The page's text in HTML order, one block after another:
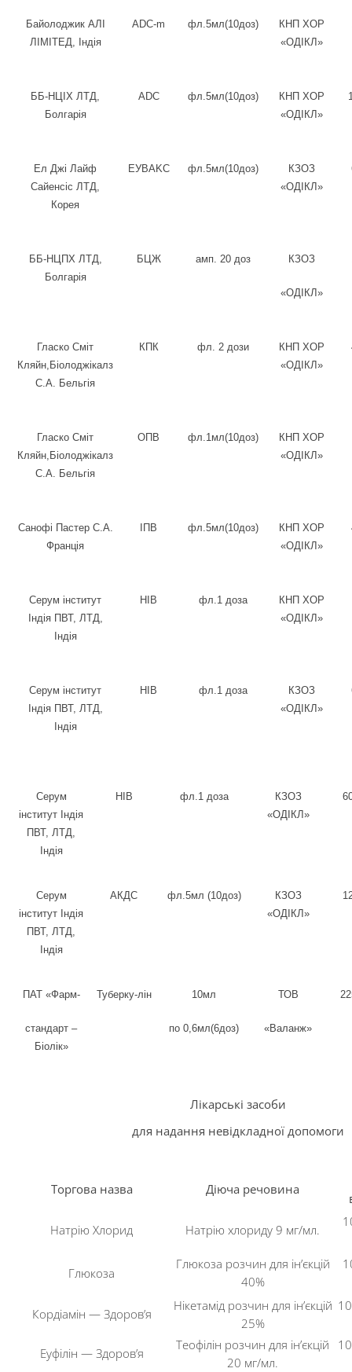
Байолоджик АЛІ
ЛІМІТЕД, Індія
ADC-m фл.5мл(10доз)
КНП ХОР
«ОДІКЛ»
ББ-НЦІХ ЛТД,
Болгарія
ADC фл.5мл(10доз)
КНП ХОР
«ОДІКЛ»
Ел Джі Лайф
Сайенсіс ЛТД,
Корея
EУBAKC фл.5мл(10доз)
КЗОЗ
«ОДІКЛ»
ББ-НЦПХ ЛТД,
Болгарія
БЦЖ амп. 20 доз КЗОЗ
«ОДІКЛ»
Гласко Сміт
Кляйн,Біолоджікалз
С.А. Бельгія
КПК фл. 2 дози
КНП ХОР
«ОДІКЛ»
Гласко Сміт
Кляйн,Біолоджікалз
С.А. Бельгія
ОПВ фл.1мл(10доз)
КНП ХОР
«ОДІКЛ»
Санофі Пастер С.А.
Франція
ПВ фл.5мл(10доз)
КНП ХОР
«ОДІКЛ»
Серум інститут
Індія ПВТ, ЛТД,
Індія
HIB фл.1 доза
КНП ХОР
«ОДІКЛ»
Серум інститут
Індія ПВТ, ЛТД,
Індія
HIB фл.1 доза
КЗОЗ
«ОДІКЛ»
Серум
інститут Індія
ПВТ, ЛТД,
Індія
HIB фл.1 доза
КЗОЗ
«ОДІКЛ»
Серум
інститут Індія
ПВТ, ЛТД,
Індія
АКДС фл.5мл (10доз)
КЗОЗ
«ОДІКЛ»
ПАТ «Фарм-
стандарт –
Біолік»
Туберку-лін 10мл
по 0,6мл(6доз)
ТОВ
«Валанж»
Лікарські засоби
для надання невідкладної допомоги
Торгова назва Діюча речовина
Натрію Хлорид
Натрію хлориду 9 мг/мл.
Глюкоза
Глюкоза розчин для ін’єкцій
40%
Кордіамін — Здоров’я
Нікетамід розчин для ін’єкцій
25%
Еуфілін — Здоров’я
Теофілін розчин для ін’єкцій
20 мг/мл.